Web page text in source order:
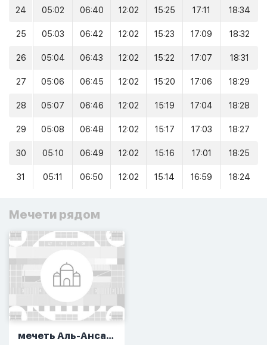
24 05:02 06:40 12:02 15:25 17:11 18:34
25 05:03 06:42 12:02 15:23 17:09 18:32
26 05:04 06:43 12:02 15:22 17:07 18:31
27 05:06 06:45 12:02 15:20 17:06 18:29
28 05:07 06:46 12:02 15:19 17:04 18:28
29 05:08 06:48 12:02 15:17 17:03 18:27
30 05:10 06:49 12:02 15:16 17:01 18:25
31 05:11 06:50 12:02 15:14 16:59 18:24
Мечети рядом
мечеть Аль-Ансар